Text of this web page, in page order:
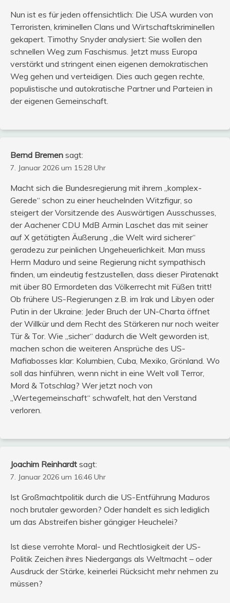
Nun ist es für jeden offensichtlich: Die USA wurden von
Terroristen, kriminellen Clans und Wirtschaftskriminellen
gekapert. Timothy Snyder analysiert: Sie wollen den
schnellen Weg zum Faschismus. Jetzt muss Europa
verstärkt und stringent einen eigenen demokratischen
Weg gehen und verteidigen. Dies auch gegen rechte,
populistische und autokratische Partner und Parteien in
der eigenen Gemeinschaft.
Bernd Bremen sagt:
7. Januar 2026 um 15:28 Uhr
Macht sich die Bundesregierung mit ihrem „komplex-
Gerede“ schon zu einer heuchelnden Witzfigur, so
steigert der Vorsitzende des Auswärtigen Ausschusses,
der Aachener CDU MdB Armin Laschet das mit seiner
auf X getätigten Äußerung „die Welt wird sicherer“
geradezu zur peinlichen Ungeheuerlichkeit. Man muss
Herrn Maduro und seine Regierung nicht sympathisch
finden, um eindeutig festzustellen, dass dieser Piratenakt
mit über 80 Ermordeten das Völkerrecht mit Füßen tritt!
Ob frühere US-Regierungen z.B. im Irak und Libyen oder
Putin in der Ukraine: Jeder Bruch der UN-Charta öffnet
der Willkür und dem Recht des Stärkeren nur noch weiter
Tür & Tor. Wie „sicher“ dadurch die Welt geworden ist,
machen schon die weiteren Ansprüche des US-
Mafiabosses klar: Kolumbien, Cuba, Mexiko, Grönland. Wo
soll das hinführen, wenn nicht in eine Welt voll Terror,
Mord & Totschlag? Wer jetzt noch von
„Wertegemeinschaft“ schwafelt, hat den Verstand
verloren.
Joachim Reinhardt sagt:
7. Januar 2026 um 16:46 Uhr
Ist Großmachtpolitik durch die US-Entführung Maduros
noch brutaler geworden? Oder handelt es sich lediglich
um das Abstreifen bisher gängiger Heuchelei?
Ist diese verrohte Moral- und Rechtlosigkeit der US-
Politik Zeichen ihres Niedergangs als Weltmacht – oder
Ausdruck der Stärke, keinerlei Rücksicht mehr nehmen zu
müssen?